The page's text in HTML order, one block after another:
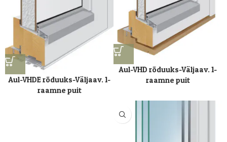
Aul-VHD rõduuks-Väljaav. 1-
raamne puit
Aul-VHDE rõduuks-Väljaav. 1-
raamne puit